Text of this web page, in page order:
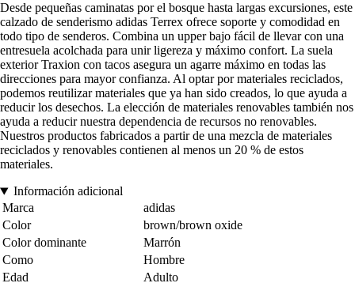
Desde pequeñas caminatas por el bosque hasta largas excursiones, este
calzado de senderismo adidas Terrex ofrece soporte y comodidad en
todo tipo de senderos. Combina un upper bajo fácil de llevar con una
entresuela acolchada para unir ligereza y máximo confort. La suela
exterior Traxion con tacos asegura un agarre máximo en todas las
direcciones para mayor confianza. Al optar por materiales reciclados,
podemos reutilizar materiales que ya han sido creados, lo que ayuda a
reducir los desechos. La elección de materiales renovables también nos
ayuda a reducir nuestra dependencia de recursos no renovables.
Nuestros productos fabricados a partir de una mezcla de materiales
reciclados y renovables contienen al menos un 20 % de estos
materiales.
Información adicional
Marca
adidas
Color
brown/brown oxide
Color dominante
Marrón
Como
Hombre
Edad
Adulto